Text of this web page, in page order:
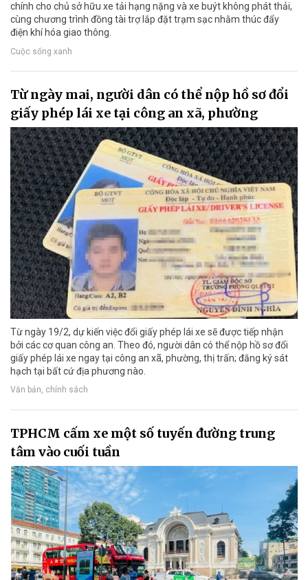
chính cho chủ sở hữu xe tải hạng nặng và xe buýt không phát thải,
cùng chương trình đồng tài trợ lắp đặt trạm sạc nhằm thúc đẩy
điện khí hóa giao thông.
Cuộc sống xanh
Từ ngày mai, người dân có thể nộp hồ sơ đổi
giấy phép lái xe tại công an xã, phường
Từ ngày 19/2, dự kiến việc đổi giấy phép lái xe sẽ được tiếp nhận
bởi các cơ quan công an. Theo đó, người dân có thể nộp hồ sơ đổi
giấy phép lái xe ngay tại công an xã, phường, thị trấn; đăng ký sát
hạch tại bất cứ địa phương nào.
Văn bản, chính sách
TPHCM cấm xe một số tuyến đường trung
tâm vào cuối tuần